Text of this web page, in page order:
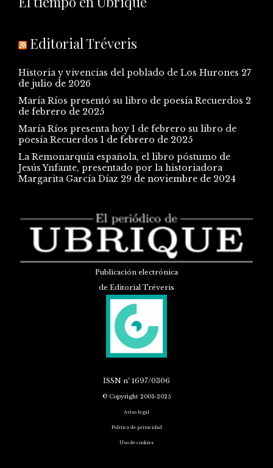
Editorial Tréveris
Historia y vivencias del poblado de Los Hurones 27
de julio de 2026
María Ríos presentó su libro de poesía Recuerdos 2
de febrero de 2025
María Ríos presenta hoy 1 de febrero su libro de
poesía Recuerdos 1 de febrero de 2025
La Remonarquía española, el libro póstumo de
Jesús Ynfante, presentado por la historiadora
Margarita García Díaz 29 de noviembre de 2024
Publicación electrónica
de Editorial Tréveris
ISSN nº 1697/0306
© Copyright 2003-2025
Aviso legal
Política de privacidad
Uso de cookies